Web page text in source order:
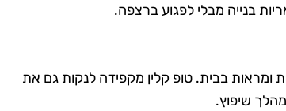
בנייה מבלי לפגוע ברצפה.
ומראות בבית. טופ קלין מקפידה לנקות גם את
שיפוץ.